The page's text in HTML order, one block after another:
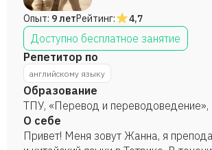
главное - очень и очень много
английский стал для тебя вторым
Опыт: 9 летРейтинг: 4,7
Доступно бесплатное занятие
Репетитор по
английскому языку
Образование
ТПУ, «Перевод и переводоведение»,
О себе
Привет! Меня зовут Жанна, я